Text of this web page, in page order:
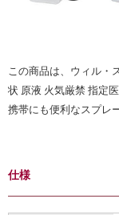
この商品は、ウィル・
状 原液 火気厳禁 指定
携帯にも便利なスプレ
仕様